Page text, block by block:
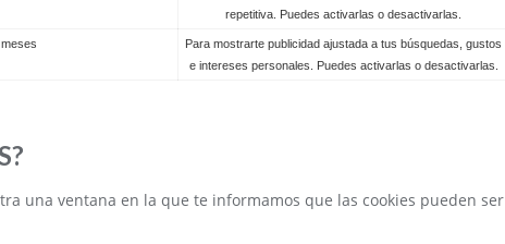
repetitiva. Puedes activarlas o desactivarlas.
meses
Para mostrarte publicidad ajustada a tus búsquedas, gustos
e intereses personales. Puedes activarlas o desactivarlas.
una ventana en la que te informamos que las cookies pueden ser